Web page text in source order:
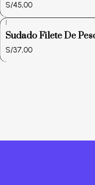
S/45,00
|
Sudado Filete De
S/37,00